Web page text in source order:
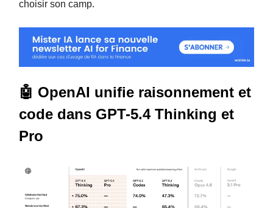
choisir son camp.
🤖 OpenAI unifie raisonnement et
code dans GPT-5.4 Thinking et
Pro